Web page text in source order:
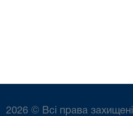
2026 © Всі права захищені